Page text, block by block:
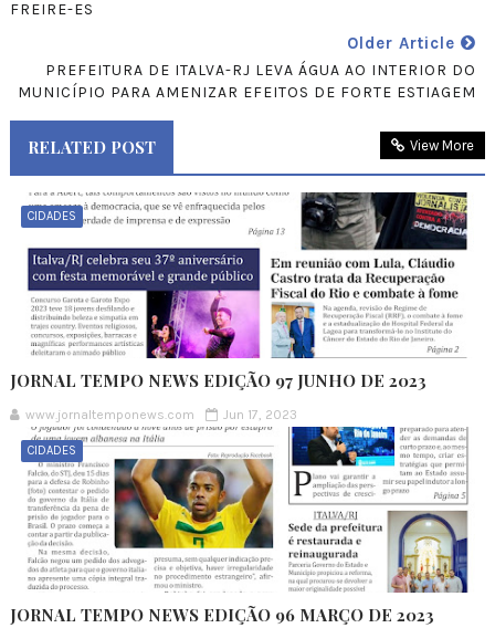
FREIRE-ES
Older Article
PREFEITURA DE ITALVA-RJ LEVA ÁGUA AO INTERIOR DO
MUNICÍPIO PARA AMENIZAR EFEITOS DE FORTE ESTIAGEM
RELATED POST View More
CIDADES
JORNAL TEMPO NEWS EDIÇÃO 97 JUNHO DE 2023
www.jornaltemponews.com Jun 17, 2023
CIDADES
JORNAL TEMPO NEWS EDIÇÃO 96 MARÇO DE 2023